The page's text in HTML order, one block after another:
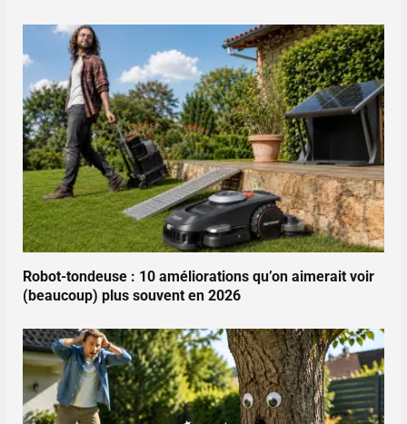
Robot-tondeuse : 10 améliorations qu’on aimerait voir
(beaucoup) plus souvent en 2026